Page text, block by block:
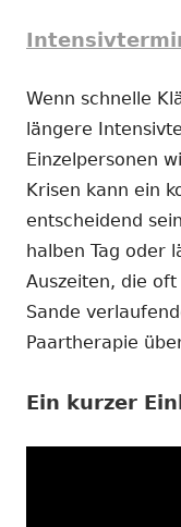
Wenn schnelle
längere
Einzelpersonen
Krisen kann ein
entscheidend
halben Tag oder
Auszeiten, die
Sande
Paartherapie
Ein kurzer